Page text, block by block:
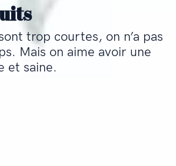
trop courtes, on n’a pas
Mais on aime avoir une
et saine.